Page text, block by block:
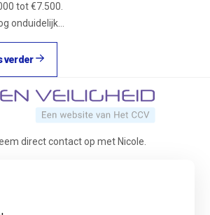
tot €7.500.
onduidelijk…
verder
direct contact op met Nicole.